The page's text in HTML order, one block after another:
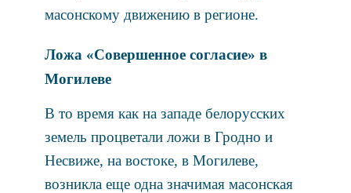
масонскому движению в регионе.
Ложа «Совершенное согласие» в
Могилеве
В то время как на западе белорусских
земель процветали ложи в Гродно и
Несвиже, на востоке, в Могилеве,
возникла еще одна значимая масонская